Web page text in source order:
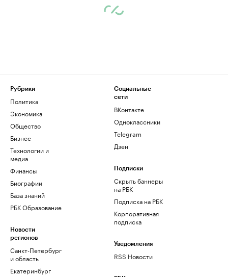
Рубрики
Политика
Экономика
Общество
Бизнес
Технологии и
медиа
Финансы
Биографии
База знаний
РБК Образование
Новости
регионов
Санкт-Петербург
и область
Екатеринбург
Социальные
сети
ВКонтакте
Одноклассники
Telegram
Дзен
Подписки
Скрыть баннеры
на РБК
Подписка на РБК
Корпоративная
подписка
Уведомления
RSS Новости